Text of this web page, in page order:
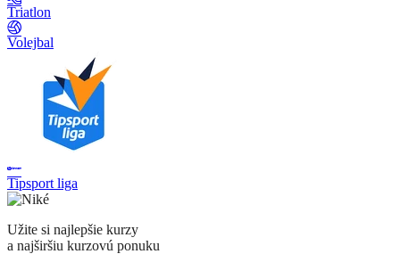
Triatlon
Volejbal
Tipsport liga
Užite si najlepšie kurzy
a najširšiu kurzovú ponuku